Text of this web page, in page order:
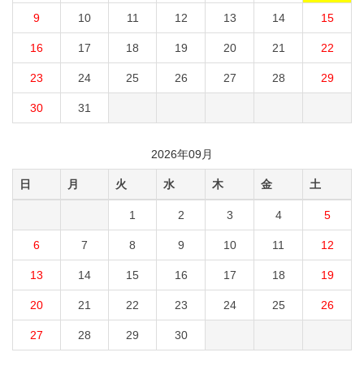
9 10 11 12 13 14 15
16 17 18 19 20 21 22
23 24 25 26 27 28 29
30 31
2026年09月
日 月 火 水 木 金 土
1 2 3 4 5
6 7 8 9 10 11 12
13 14 15 16 17 18 19
20 21 22 23 24 25 26
27 28 29 30